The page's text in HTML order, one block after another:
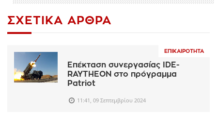
ΣΧΕΤΙΚΆ ΆΡΘΡΑ
ΕΠΙΚΑΙΡΌΤΗΤΑ
Επέκταση συνεργασίας IDE-
RAYTHEON στο πρόγραμμα
Patriot
11:41, 09 Σεπτεμβρίου 2024